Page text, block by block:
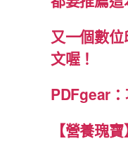
又一個數
文喔！
PDFgear
【營養瑰